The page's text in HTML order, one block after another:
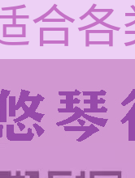
合